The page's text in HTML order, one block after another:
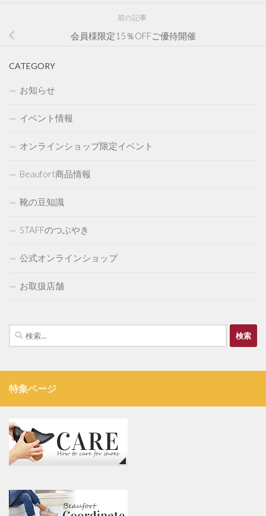
前の記事
会員様限定15％OFFご優待開催
CATEGORY
お知らせ
イベント情報
オンラインショップ限定イベント
Beaufort商品情報
靴の豆知識
STAFFのつぶやき
公式オンラインショップ
お取扱店舗
検
索:
特集ページ